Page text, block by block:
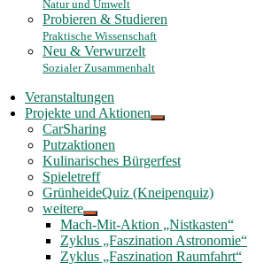
Natur und Umwelt
Probieren & Studieren
Praktische Wissenschaft
Neu & Verwurzelt
Sozialer Zusammenhalt
Veranstaltungen
Projekte und Aktionen
CarSharing
Putzaktionen
Kulinarisches Bürgerfest
Spieletreff
GrünheideQuiz (Kneipenquiz)
weitere
Mach-Mit-Aktion „Nistkasten“
Zyklus „Faszination Astronomie“
Zyklus „Faszination Raumfahrt“